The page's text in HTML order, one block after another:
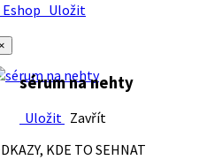
Uložit
sérum na nehty
Uložit Zavřít
KDE TO SEHNAT